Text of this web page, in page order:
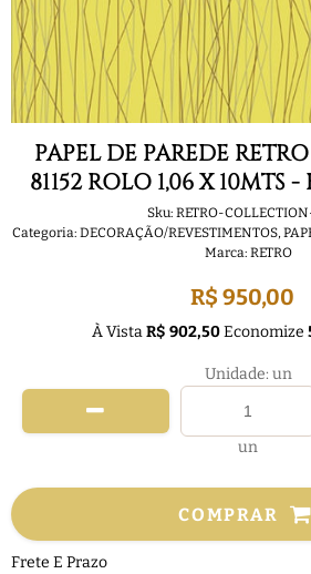
PAPEL DE PAREDE
81152 ROLO 1,06 X 10MTS
Sku: RETRO-
Categoria: DECORAÇÃO/REVESTIMENTOS,
Marca: RETRO
R$ 950,00
À VistaR$ 902,50Economize
Unidade: un
un
COMPRAR
Frete E Prazo